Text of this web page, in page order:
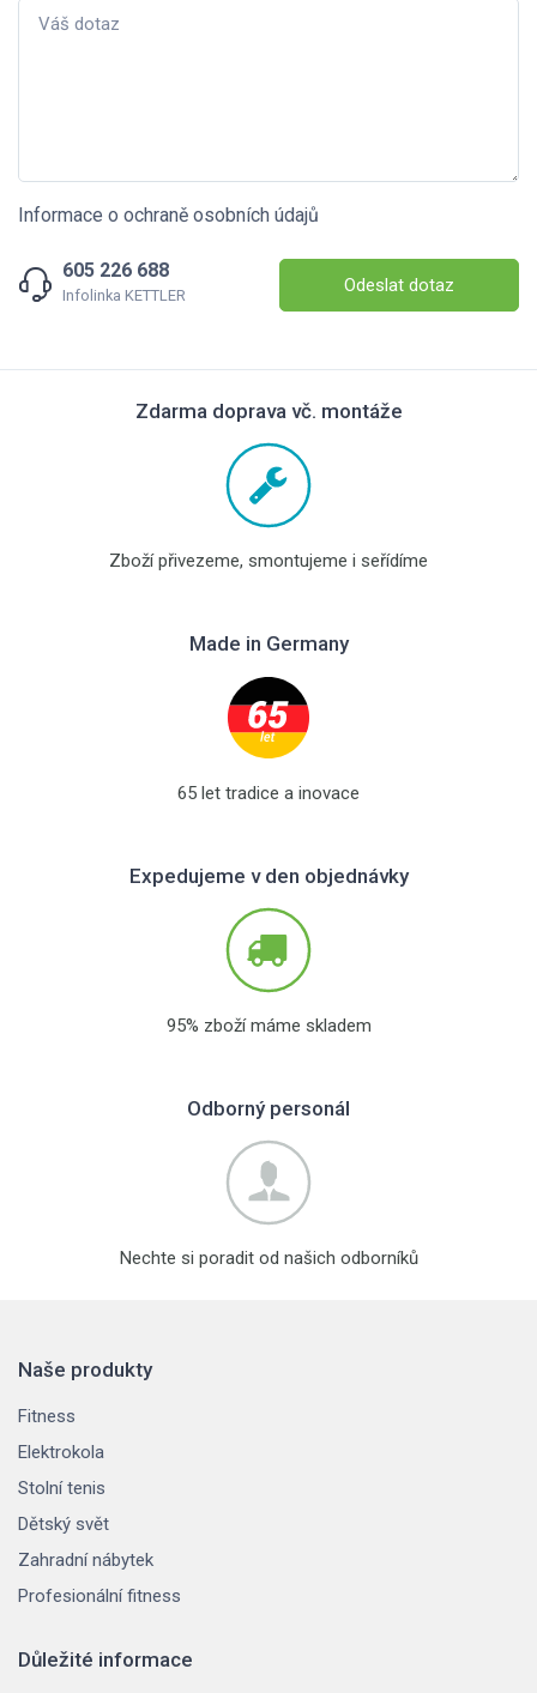
Informace o ochraně osobních údajů
605 226 688
Infolinka KETTLER Odeslat dotaz
Zdarma doprava vč. montáže
Zboží přivezeme, smontujeme i seřídíme
Made in Germany
65 let tradice a inovace
Expedujeme v den objednávky
95% zboží máme skladem
Odborný personál
Nechte si poradit od našich odborníků
Naše produkty
Fitness
Elektrokola
Stolní tenis
Dětský svět
Zahradní nábytek
Profesionální fitness
Důležité informace